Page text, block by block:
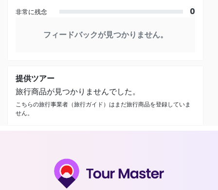
非常に残念 0
フィードバックが見つかりません。
提供ツアー
旅行商品が見つかりませんでした。
こちらの旅行事業者（旅行ガイド）はまだ旅行商品を登録していま
せん。